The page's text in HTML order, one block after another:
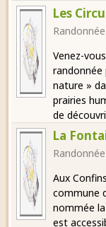
Les
Venez-
randonnée
nature »
prairies
de
La
Aux
commune
nommée
est